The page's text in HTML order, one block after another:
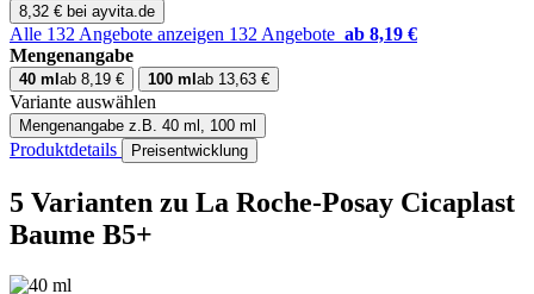
8,32 € bei ayvita.de
Alle 132 Angebote anzeigen 132 Angebote ab 8,19 €
Mengenangabe
40 ml ab 8,19 € 100 ml ab 13,63 €
Variante auswählen
Mengenangabe z.B. 40 ml, 100 ml
Produktdetails Preisentwicklung
5 Varianten zu La Roche-Posay Cicaplast
Baume B5+